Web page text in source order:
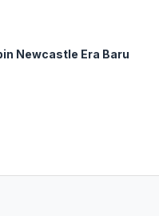
Newcastle Era Baru